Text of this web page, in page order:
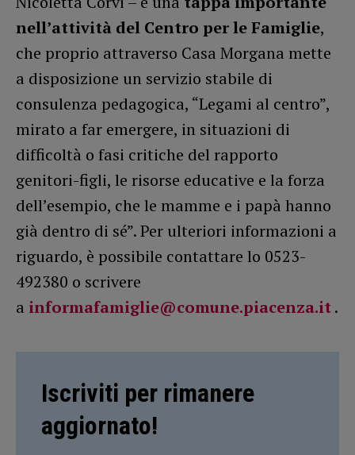
nell’attività del Centro per le Famiglie,
che proprio attraverso Casa Morgana mette
a disposizione un servizio stabile di
consulenza pedagogica, “Legami al centro”,
mirato a far emergere, in situazioni di
difficoltà o fasi critiche del rapporto
genitori-figli, le risorse educative e la forza
dell’esempio, che le mamme e i papà hanno
già dentro di sé”. Per ulteriori informazioni a
riguardo, è possibile contattare lo 0523-
492380 o scrivere
a informafamiglie@comune.piacenza.it.
Iscriviti per rimanere
aggiornato!